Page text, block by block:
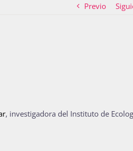
Previo
, investigadora del Instituto de